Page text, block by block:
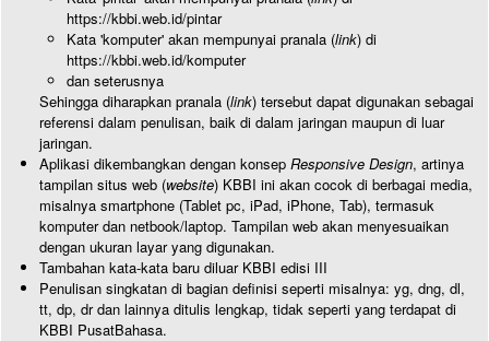
https://kbbi.web.id/pintar
Kata 'komputer' akan mempunyai pranala (link) di
https://kbbi.web.id/komputer
dan seterusnya
Sehingga diharapkan pranala (link) tersebut dapat digunakan sebagai
referensi dalam penulisan, baik di dalam jaringan maupun di luar
jaringan.
Aplikasi dikembangkan dengan konsep Responsive Design, artinya
tampilan situs web (website) KBBI ini akan cocok di berbagai media,
misalnya smartphone (Tablet pc, iPad, iPhone, Tab), termasuk
komputer dan netbook/laptop. Tampilan web akan menyesuaikan
dengan ukuran layar yang digunakan.
Tambahan kata-kata baru diluar KBBI edisi III
Penulisan singkatan di bagian definisi seperti misalnya: yg, dng, dl,
tt, dp, dr dan lainnya ditulis lengkap, tidak seperti yang terdapat di
KBBI PusatBahasa.